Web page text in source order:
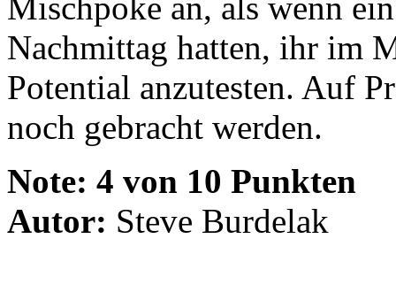
Nachmittag hatten, ihr im
Potential anzutesten. Auf
noch gebracht werden.
Note: 4 von 10 Punkten
Autor: Steve Burdelak